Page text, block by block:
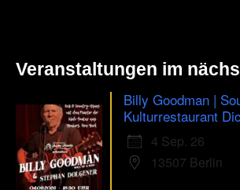
Veranstaltungen im
Billy Goodman |
Kulturrestaurant
4 Sep. 26
13507 Berlin